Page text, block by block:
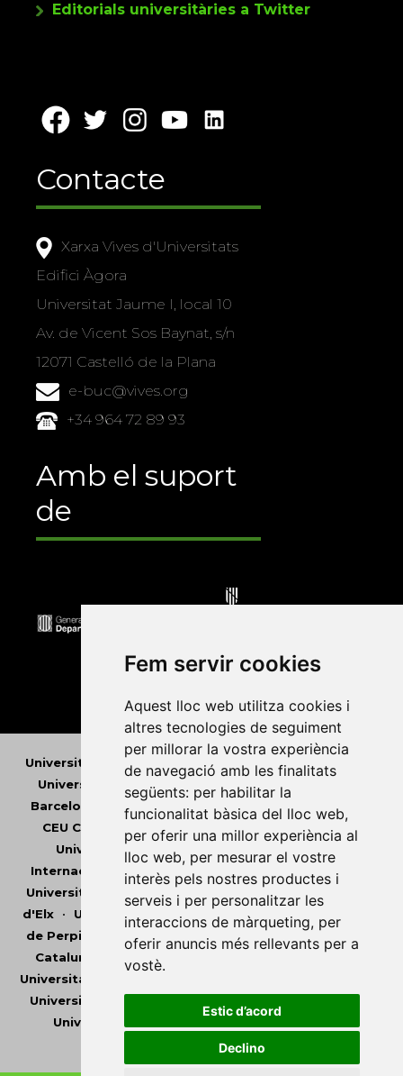
Fem servir cookies
Aquest lloc web utilitza cookies i
altres tecnologies de seguiment
per millorar la vostra experiència
de navegació amb les finalitats
següents: per habilitar la
funcionalitat bàsica del lloc web,
per oferir una millor experiència al
lloc web, per mesurar el vostre
interès pels nostres productes i
serveis i per personalitzar les
interaccions de màrqueting, per
oferir anuncis més rellevants per a
vostè.
Estic d’acord
Declino
Editorials universitàries a Twitter
Contacte
Xarxa Vives d'Universitats
Edifici Àgora
Universitat Jaume I, local 10
Av. de Vicent Sos Baynat, s/n
12071 Castelló de la Plana
e-buc@vives.org
+34 964 72 89 93
Amb el suport
de
Universitat Abat Oliba CEU • Universitat d'Alacant
Universitat d'Andorra
•
Universitat Autònoma de
Barcelona
Universitat de Barcelona•
Universitat
CEU Cardenal Herrera
Universitat de Girona
•
Universitat de les Illes Balears
Universitat
Internacional de Catalunya
Universitat Jaume I
Universitat de Lleida•
Universitat Miguel Hernández
d'Elx• Universitat Oberta de Catalunya •
de Perpinyà Via Domitia
Universitat Politècnica de
Catalunya
Universitat Politècnica de València
Universitat Pompeu Fabra
Universitat Rovira i Virgili
•
Universitat de València
Universitat Central de Catalunya